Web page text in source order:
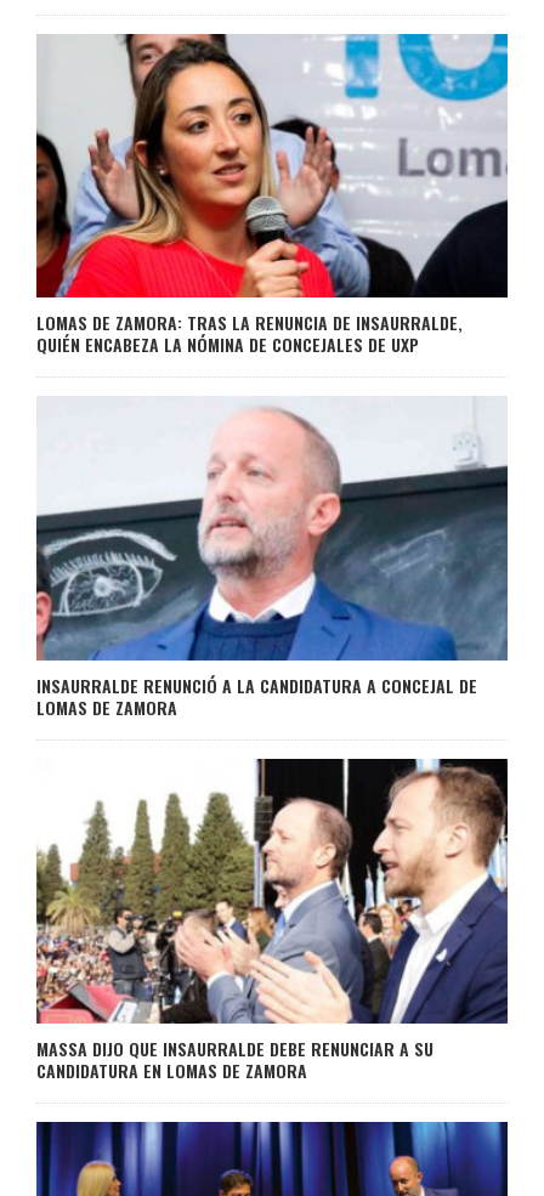
LOMAS DE ZAMORA: TRAS LA RENUNCIA DE INSAURRALDE,
QUIÉN ENCABEZA LA NÓMINA DE CONCEJALES DE UXP
INSAURRALDE RENUNCIÓ A LA CANDIDATURA A CONCEJAL DE
LOMAS DE ZAMORA
MASSA DIJO QUE INSAURRALDE DEBE RENUNCIAR A SU
CANDIDATURA EN LOMAS DE ZAMORA